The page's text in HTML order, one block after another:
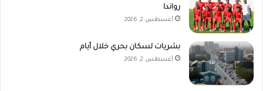
رواندا
أغسطس 2, 2026
بشريات لسكان بحري خلال أيام
أغسطس 2, 2026